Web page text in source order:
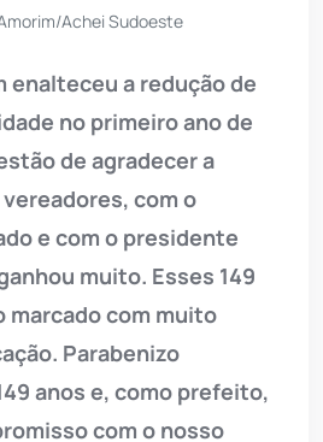
Achei Sudoeste
enalteceu a redução de
no primeiro ano de
de agradecer a
com o
e com o presidente
muito. Esses 149
marcado com muito
Parabenizo
anos e, como prefeito,
com o nosso